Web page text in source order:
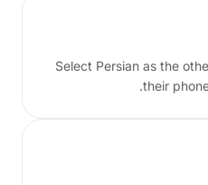
Select Persian as the
their